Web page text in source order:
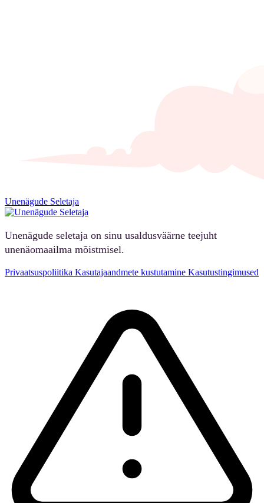
Unenägude Seletaja
Unenägude seletaja on sinu usaldusväärne teejuht
unenäomaailma mõistmisel.
Privaatsuspoliitika Kasutajaandmete kustutamine Kasutustingimused